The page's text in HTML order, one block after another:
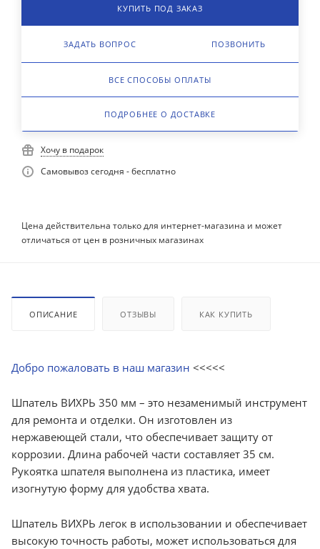
КУПИТЬ ПОД ЗАКАЗ
ЗАДАТЬ ВОПРОС ПОЗВОНИТЬ
ВСЕ СПОСОБЫ ОПЛАТЫ
ПОДРОБНЕЕ О ДОСТАВКЕ
Хочу в подарок
Самовывоз сегодня - бесплатно
Цена действительна только для интернет-магазина и может
отличаться от цен в розничных магазинах
ОПИСАНИЕ ОТЗЫВЫ КАК КУПИТЬ
Добро пожаловать в наш магазин <<<<<
Шпатель ВИХРЬ 350 мм – это незаменимый инструмент
для ремонта и отделки. Он изготовлен из
нержавеющей стали, что обеспечивает защиту от
коррозии. Длина рабочей части составляет 35 см.
Рукоятка шпателя выполнена из пластика, имеет
изогнутую форму для удобства хвата.
Шпатель ВИХРЬ легок в использовании и обеспечивает
высокую точность работы, может использоваться для